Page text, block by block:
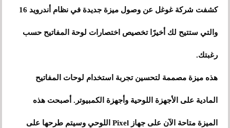
كشفت شركة غوغل عن وصول ميزة جديدة في نظام أندرويد 16
والتي ستتيح لك أخيرًا تخصيص اختصارات لوحة المفاتيح حسب
رغبتك.
هذه ميزة مصممة لتحسين تجربة استخدام لوحات المفاتيح
المادية على الأجهزة اللوحية وأجهزة الكمبيوتر. أصبحت هذه
الميزة متاحة الآن على جهاز Pixel اللوحي وسيتم طرحها على